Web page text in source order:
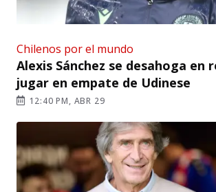
Chilenos por el mundo
Alexis Sánchez se desahoga en
jugar en empate de Udinese
12:40 PM, ABR 29